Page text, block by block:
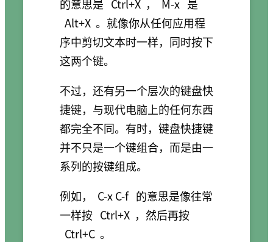
的意思是 Ctrl+X ， M-x 是
Alt+X 。就像你从任何应用程
序中剪切文本时一样，同时按下
这两个键。
不过，还有另一个层次的键盘快
捷键，与现代电脑上的任何东西
都完全不同。有时，键盘快捷键
并不只是一个键组合，而是由一
系列的按键组成。
例如，
C-x C-f 的意思是像往常
一样按 Ctrl+X ，然后再按
Ctrl+C 。